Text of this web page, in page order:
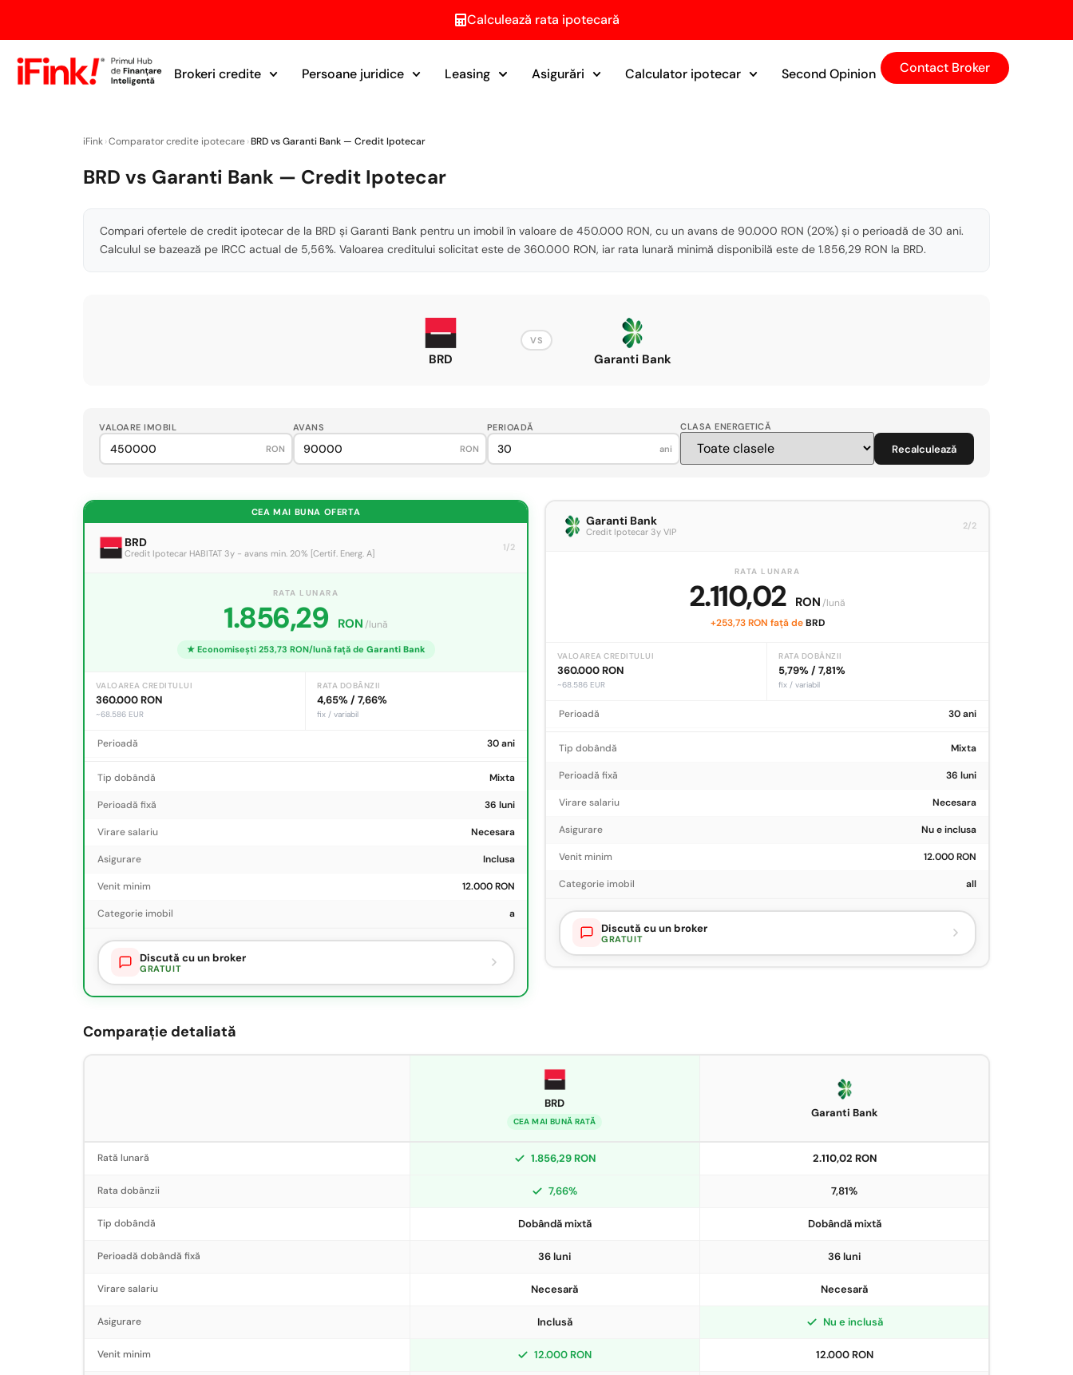
Calculează rata ipotecară
Brokeri credite Persoane juridice Leasing Asigurări Calculator ipotecar Second Opinion Contact Broker
iFink›Comparator credite ipotecare›BRD vs Garanti Bank — Credit Ipotecar
BRD vs Garanti Bank — Credit Ipotecar
Compari ofertele de credit ipotecar de la BRD și Garanti Bank pentru un imobil în valoare de 450.000 RON, cu un avans de 90.000 RON (20%) și o perioadă de 30 ani.
Calculul se bazează pe IRCC actual de 5,56%. Valoarea creditului solicitat este de 360.000 RON, iar rata lunară minimă disponibilă este de 1.856,29 RON la BRD.
BRD
VS
Garanti Bank
VALOARE IMOBIL
RON
AVANS
RON
PERIOADĂ
ani
CLASA ENERGETICĂ
Recalculează
CEA MAI BUNA OFERTA
BRD
Credit Ipotecar HABITAT 3y - avans min. 20% [Certif. Energ. A]
1/2
RATA LUNARA
1.856,29 RON /lună
★ Economisești 253,73 RON/lună față de Garanti Bank
VALOAREA CREDITULUI
360.000 RON
~68.586 EUR
RATA DOBÂNZII
4,65% / 7,66%
fix / variabil
Perioadă 30 ani
Tip dobândă Mixta
Perioadă fixă 36 luni
Virare salariu Necesara
Asigurare Inclusa
Venit minim 12.000 RON
Categorie imobil a
Discută cu un broker
GRATUIT
Garanti Bank
Credit Ipotecar 3y VIP
2/2
RATA LUNARA
2.110,02 RON /lună
+253,73 RON față deBRD
VALOAREA CREDITULUI
360.000 RON
~68.586 EUR
RATA DOBÂNZII
5,79% / 7,81%
fix / variabil
Perioadă 30 ani
Tip dobândă Mixta
Perioadă fixă 36 luni
Virare salariu Necesara
Asigurare Nu e inclusa
Venit minim 12.000 RON
Categorie imobil all
Discută cu un broker
GRATUIT
Comparație detaliată
BRD
CEA MAI BUNĂ RATĂ
Garanti Bank
Rată lunară 1.856,29 RON 2.110,02 RON
Rata dobânzii 7,66% 7,81%
Tip dobândă Dobândă mixtă Dobândă mixtă
Perioadă dobândă fixă 36 luni 36 luni
Virare salariu Necesară Necesară
Asigurare Inclusă Nu e inclusă
Venit minim 12.000 RON 12.000 RON